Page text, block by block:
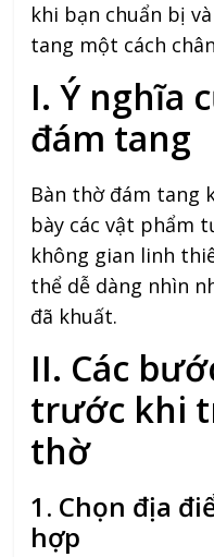
khi bạn chuẩn bị
tang một cách
I. Ý nghĩa
đám tang
Bàn thờ đám tang
bày các vật phẩm
không gian linh
thể dễ dàng nhìn
đã khuất.
II. Các
trước khi
thờ
1. Chọn địa
hợp